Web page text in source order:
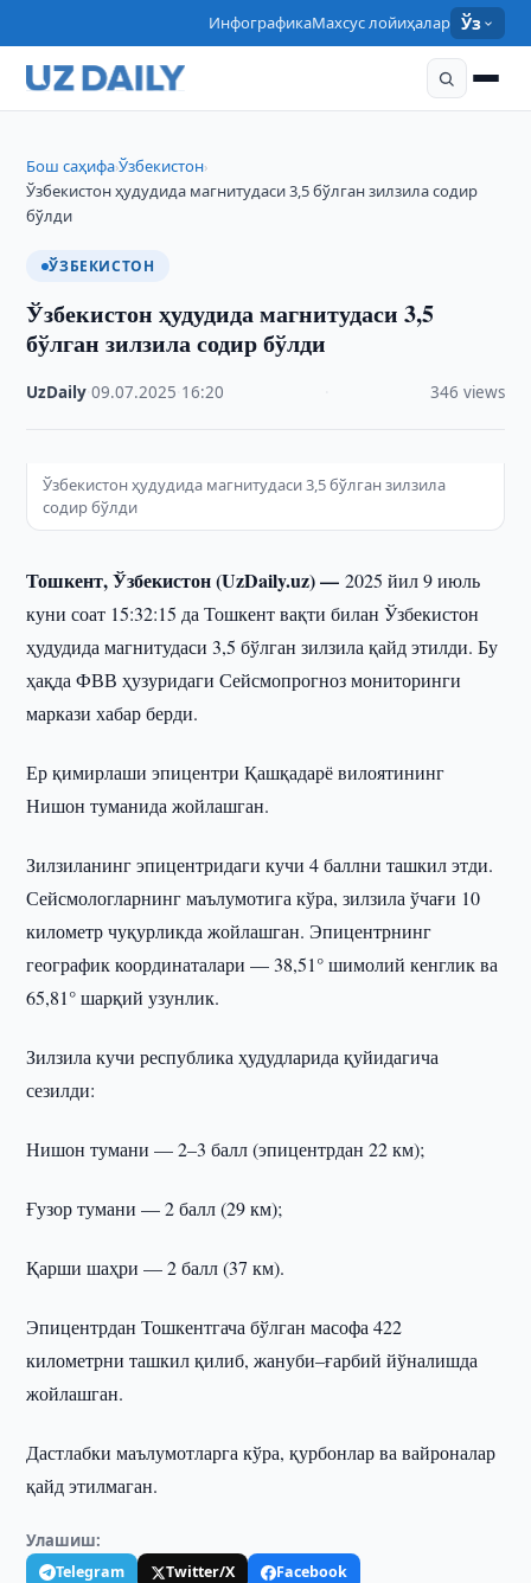
ИнфографикаМахсус лойиҳалар Ўз
Бош саҳифа›Ўзбекистон›
Ўзбекистон ҳудудида магнитудаси 3,5 бўлган зилзила содир
бўлди
ЎЗБЕКИСТОН
Ўзбекистон ҳудудида магнитудаси 3,5
бўлган зилзила содир бўлди
UzDaily ·09.07.2025 16:20 346 views
Ўзбекистон ҳудудида магнитудаси 3,5 бўлган зилзила
содир бўлди
Тошкент, Ўзбекистон (UzDaily.uz) —2025 йил 9 июль
куни соат 15:32:15 да Тошкент вақти билан Ўзбекистон
ҳудудида магнитудаси 3,5 бўлган зилзила қайд этилди. Бу
ҳақда ФВВ ҳузуридаги Сейсмопрогноз мониторинги
маркази хабар берди.
Ер қимирлаши эпицентри Қашқадарё вилоятининг
Нишон туманида жойлашган.
Зилзиланинг эпицентридаги кучи 4 баллни ташкил этди.
Сейсмологларнинг маълумотига кўра, зилзила ўчағи 10
километр чуқурликда жойлашган. Эпицентрнинг
географик координаталари — 38,51° шимолий кенглик ва
65,81° шарқий узунлик.
Зилзила кучи республика ҳудудларида қуйидагича
сезилди:
Нишон тумани — 2–3 балл (эпицентрдан 22 км);
Ғузор тумани — 2 балл (29 км);
Қарши шаҳри — 2 балл (37 км).
Эпицентрдан Тошкентгача бўлган масофа 422
километрни ташкил қилиб, жануби–ғарбий йўналишда
жойлашган.
Дастлабки маълумотларга кўра, қурбонлар ва вайроналар
қайд этилмаган.
Улашиш:
Telegram Twitter/X
Facebook